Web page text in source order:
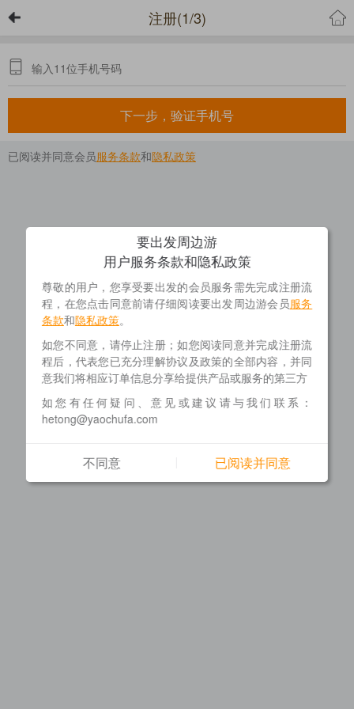
注册(1/3)
下一步，验证手机号
已阅读并同意会员服务条款和 隐私政策
要出发周边游
用户服务条款和隐私政策
尊敬的用户，您享受要出发的会员服务需先完成注册流
程，在您点击同意前请仔细阅读要出发周边游会员服务
条款和隐私政策。
如您不同意，请停止注册；如您阅读同意并完成注册流
程后，代表您已充分理解协议及政策的全部内容，并同
意我们将相应订单信息分享给提供产品或服务的第三方
如您有任何疑问、意见或建议请与我们联系：
hetong@yaochufa.com
不同意 已阅读并同意